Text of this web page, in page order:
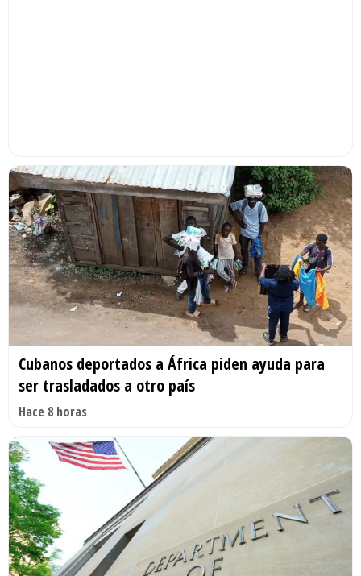
Cubanos deportados a África piden ayuda para
ser trasladados a otro país
Hace 8 horas